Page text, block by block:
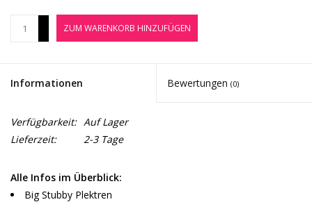
Jobbörse
Marken
ZUM WARENKORB HINZUFÜGEN
Informationen Bewertungen (0)
Verfügbarkeit: Auf Lager
Lieferzeit:
2-3 Tage
Alle Infos im Überblick:
Big Stubby Plektren